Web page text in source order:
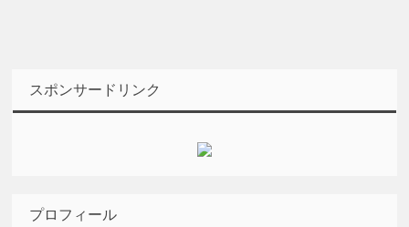
スポンサードリンク
プロフィール